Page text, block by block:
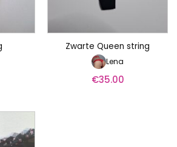
Zwarte Queen string
Lena
€35.00